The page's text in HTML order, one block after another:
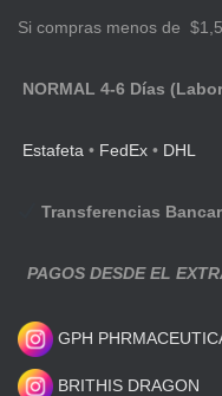
Si compras menos de
NORMAL 4-6 Días
Estafeta • FedEx • DHL
Transferencias
PAGOS DESDE EL
GPH
BRITHIS DRAGON